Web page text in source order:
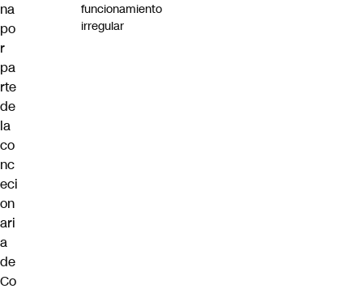
na
po
r
pa
rte
de
la
co
nc
eci
on
ari
a
de
Co
funcionamiento
irregular